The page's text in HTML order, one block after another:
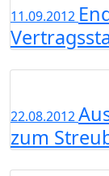
11.09.2012
22.08.2012
zum